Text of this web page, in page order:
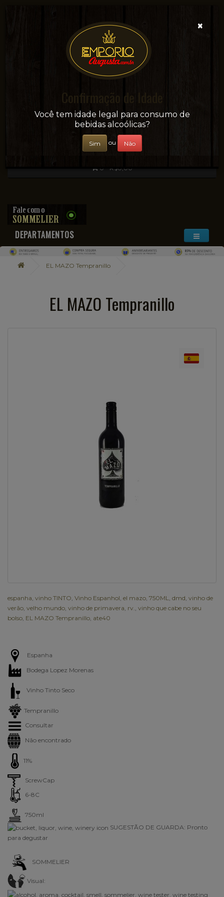
Sua conveniência e adega on-line!
0 - R$0,00
DEPARTAMENTOS
EL MAZO Tempranillo
EL MAZO Tempranillo
espanha vinho TINTO Vinho Espanhol el mazo 750ML dmd vinho de
verão velho mundo vinho de primavera rv.
vinho que cabe no seu
bolso EL MAZO Tempranillo ate40
Espanha
Bodega Lopez Morenas
Vinho Tinto Seco
Tempranillo
Consultar
Não encontrado
11%
ScrewCap
6-8C
750ml
SUGESTÃO DE GUARDA: Pronto
para degustar
SOMMELIER
Visual:
×
Confirmação de Idade
Você tem idade legal para consumo de
bebidas alcoólicas?
Sim ou Não